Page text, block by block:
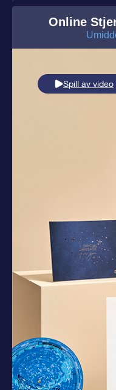
Online
Spill av video